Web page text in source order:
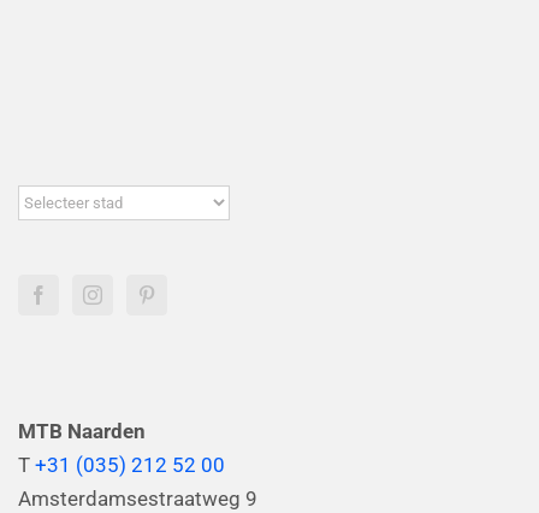
MTB Naarden
T +31 (035) 212 52 00
Amsterdamsestraatweg 9